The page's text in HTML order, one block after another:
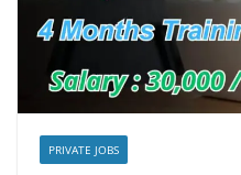
PRIVATE JOBS